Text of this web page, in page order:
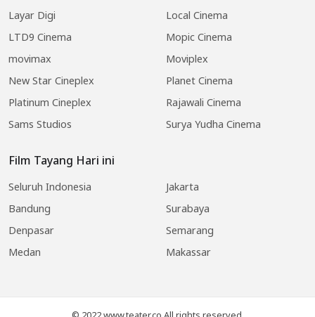
Layar Digi
Local Cinema
LTD9 Cinema
Mopic Cinema
movimax
Moviplex
New Star Cineplex
Planet Cinema
Platinum Cineplex
Rajawali Cinema
Sams Studios
Surya Yudha Cinema
Film Tayang Hari ini
Seluruh Indonesia
Jakarta
Bandung
Surabaya
Denpasar
Semarang
Medan
Makassar